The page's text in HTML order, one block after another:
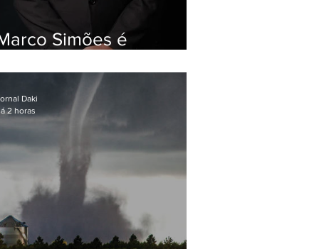
Simões é
de Governo
Daki
2 horas